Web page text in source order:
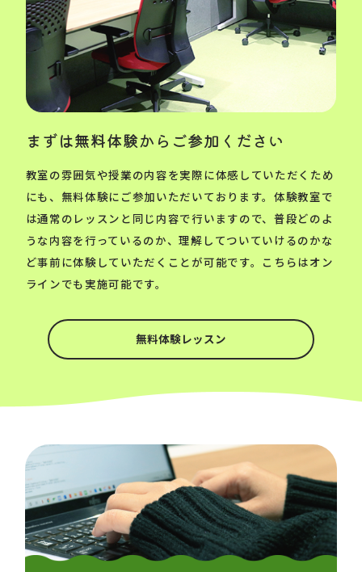
まずは無料体験からご参加ください
教室の雰囲気や授業の内容を実際に体感していただくため
にも、無料体験にご参加いただいております。体験教室で
は通常のレッスンと同じ内容で行いますので、普段どのよ
うな内容を行っているのか、理解してついていけるのかな
ど事前に体験していただくことが可能です。こちらはオン
ラインでも実施可能です。
無料体験レッスン